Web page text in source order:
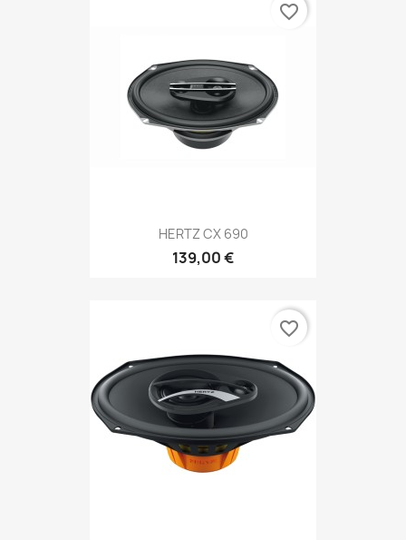
HERTZ CX 690
139,00 €
favorite_border
favorite_border